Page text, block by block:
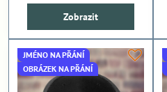
Zobrazit
JMÉNO NA PŘÁNÍ
OBRÁZEK NA PŘÁNÍ